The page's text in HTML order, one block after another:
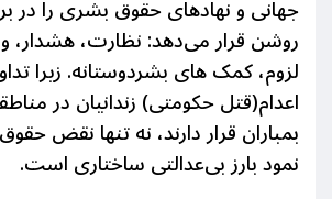
جهانی و نهادهای حقوق بشری را در
روشن قرار می‌دهد: نظارت،
لزوم، کمک های بشردوستانه.زیرا
اعدام(قتل حکومتی) زندانیان در
بمباران قرار دارند، نه تنها نقض
نمود بارز بی‌عدالتی ساختاری است.